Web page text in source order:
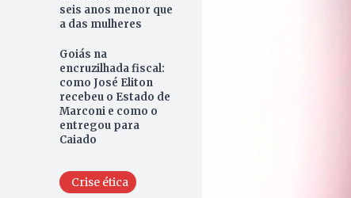
seis anos menor que
a das mulheres
Goiás na
encruzilhada fiscal:
como José Eliton
recebeu o Estado de
Marconi e como o
entregou para
Caiado
Crise ética